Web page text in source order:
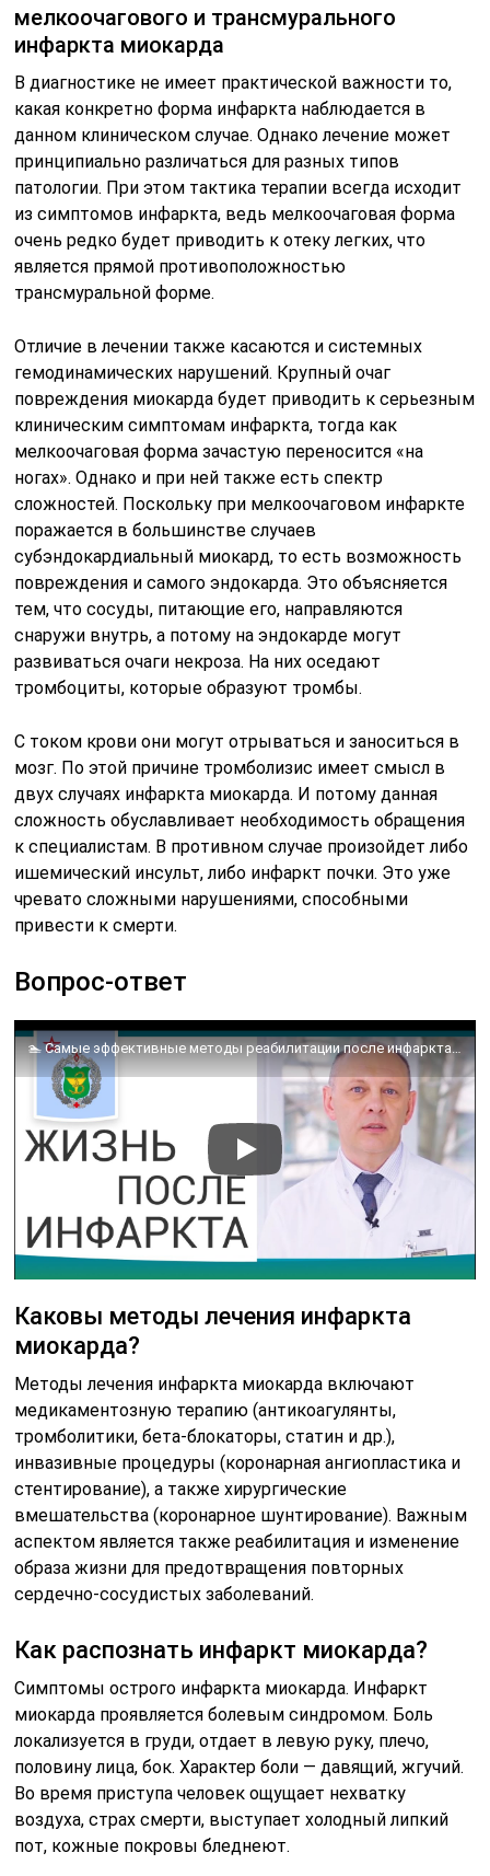
мелкоочагового и трансмурального
инфаркта миокарда
В диагностике не имеет практической важности то,
какая конкретно форма инфаркта наблюдается в
данном клиническом случае. Однако лечение может
принципиально различаться для разных типов
патологии. При этом тактика терапии всегда исходит
из симптомов инфаркта, ведь мелкоочаговая форма
очень редко будет приводить к отеку легких, что
является прямой противоположностью
трансмуральной форме.
Отличие в лечении также касаются и системных
гемодинамических нарушений. Крупный очаг
повреждения миокарда будет приводить к серьезным
клиническим симптомам инфаркта, тогда как
мелкоочаговая форма зачастую переносится «на
ногах». Однако и при ней также есть спектр
сложностей. Поскольку при мелкоочаговом инфаркте
поражается в большинстве случаев
субэндокардиальный миокард, то есть возможность
повреждения и самого эндокарда. Это объясняется
тем, что сосуды, питающие его, направляются
снаружи внутрь, а потому на эндокарде могут
развиваться очаги некроза. На них оседают
тромбоциты, которые образуют тромбы.
С током крови они могут отрываться и заноситься в
мозг. По этой причине тромболизис имеет смысл в
двух случаях инфаркта миокарда. И потому данная
сложность обуславливает необходимость обращения
к специалистам. В противном случае произойдет либо
ишемический инсульт, либо инфаркт почки. Это уже
чревато сложными нарушениями, способными
привести к смерти.
Вопрос-ответ
🏊 Самые эффективные методы реабилитации после инфаркта миокарда. Инфаркт миокарда реабилитация. 12+
Каковы методы лечения инфаркта
миокарда?
Методы лечения инфаркта миокарда включают
медикаментозную терапию (антикоагулянты,
тромболитики, бета-блокаторы, статин и др.),
инвазивные процедуры (коронарная ангиопластика и
стентирование), а также хирургические
вмешательства (коронарное шунтирование). Важным
аспектом является также реабилитация и изменение
образа жизни для предотвращения повторных
сердечно-сосудистых заболеваний.
Как распознать инфаркт миокарда?
Симптомы острого инфаркта миокарда. Инфаркт
миокарда проявляется болевым синдромом. Боль
локализуется в груди, отдает в левую руку, плечо,
половину лица, бок. Характер боли — давящий, жгучий.
Во время приступа человек ощущает нехватку
воздуха, страх смерти, выступает холодный липкий
пот, кожные покровы бледнеют.